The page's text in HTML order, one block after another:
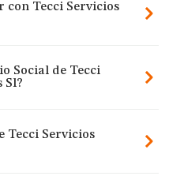
con Tecci Servicios
Social de Tecci
Sl?
Tecci Servicios